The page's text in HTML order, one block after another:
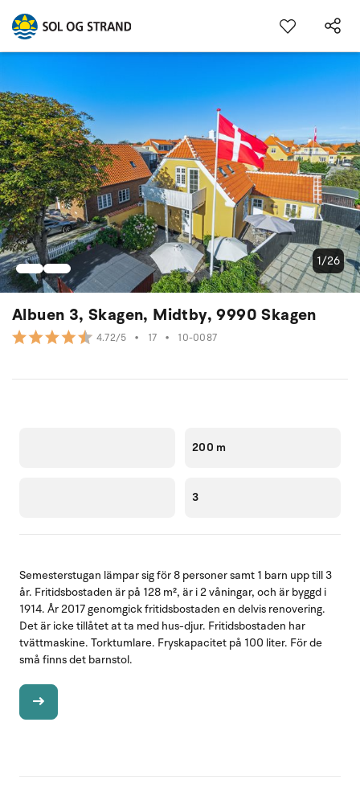
Albuen 3, Skagen, Midtby, 9990 Skagen
4.72/5 • 17 • 10-0087
1/26
200 m
3
Semesterstugan lämpar sig för 8 personer samt 1 barn upp till 3
år. Fritidsbostaden är på 128 m², är i 2 våningar, och är byggd i
1914. År 2017 genomgick fritidsbostaden en delvis renovering.
Det är icke tillåtet at ta med hus-djur. Fritidsbostaden har
tvättmaskine. Torktumlare. Fryskapacitet på 100 liter. För de
små finns det barnstol.